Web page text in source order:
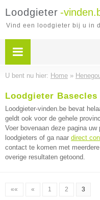
Loodgieter -
Vind een loodgieter bij u in
U bent nu hier: Home »
Loodgieter Basecles
Loodgieter-vinden.be bevat
geldt ook voor de gehele
Voer bovenaan deze pagina
loodgieters of ga naar direct
contact te komen met
overige resultaten getoond.
«« « 1 2 3